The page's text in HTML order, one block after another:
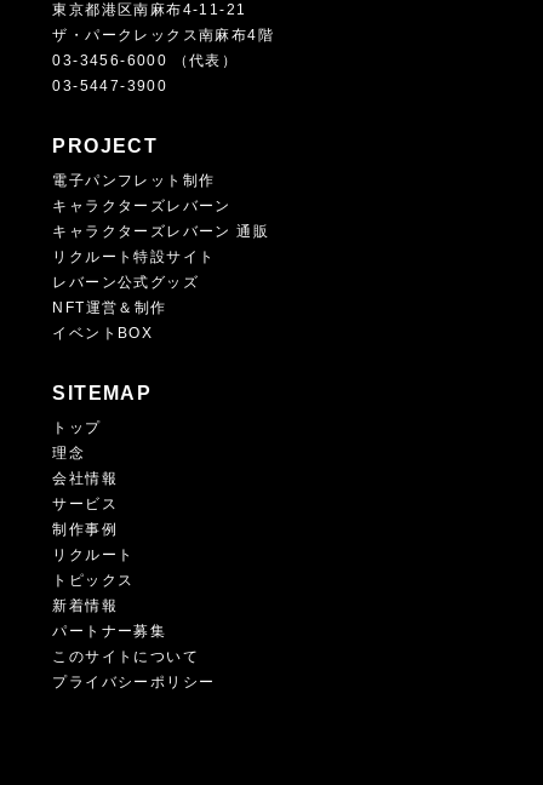
東京都港区南麻布4-11-21
ザ・パークレックス南麻布4階
03-3456-6000 （代表）
03-5447-3900
PROJECT
電子パンフレット制作
キャラクターズレバーン
キャラクターズレバーン 通販
リクルート特設サイト
レバーン公式グッズ
NFT運営＆制作
イベントBOX
SITEMAP
トップ
理念
会社情報
サービス
制作事例
リクルート
トピックス
新着情報
パートナー募集
このサイトについて
プライバシーポリシー